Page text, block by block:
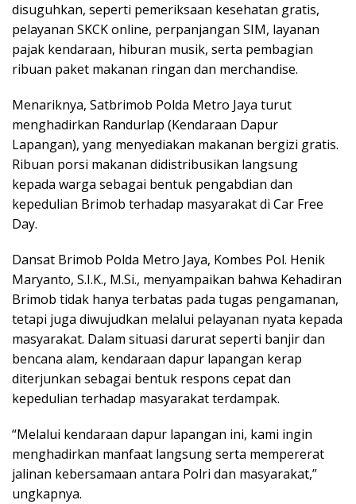
disuguhkan, seperti pemeriksaan kesehatan gratis,
pelayanan SKCK online, perpanjangan SIM, layanan
pajak kendaraan, hiburan musik, serta pembagian
ribuan paket makanan ringan dan merchandise.
Menariknya, Satbrimob Polda Metro Jaya turut
menghadirkan Randurlap (Kendaraan Dapur
Lapangan), yang menyediakan makanan bergizi gratis.
Ribuan porsi makanan didistribusikan langsung
kepada warga sebagai bentuk pengabdian dan
kepedulian Brimob terhadap masyarakat di Car Free
Day.
Dansat Brimob Polda Metro Jaya, Kombes Pol. Henik
Maryanto, S.I.K., M.Si., menyampaikan bahwa Kehadiran
Brimob tidak hanya terbatas pada tugas pengamanan,
tetapi juga diwujudkan melalui pelayanan nyata kepada
masyarakat. Dalam situasi darurat seperti banjir dan
bencana alam, kendaraan dapur lapangan kerap
diterjunkan sebagai bentuk respons cepat dan
kepedulian terhadap masyarakat terdampak.
“Melalui kendaraan dapur lapangan ini, kami ingin
menghadirkan manfaat langsung serta mempererat
jalinan kebersamaan antara Polri dan masyarakat,”
ungkapnya.